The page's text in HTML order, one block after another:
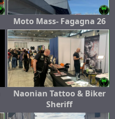
Moto Mass- Fagagna 26
Naonian Tattoo & Biker
Sheriff